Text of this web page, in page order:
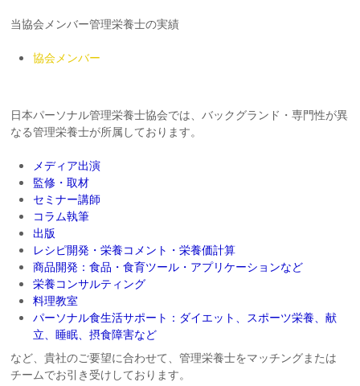
当協会メンバー管理栄養士の実績
協会メンバー
日本パーソナル管理栄養士協会では、バックグランド・専門性が異
なる管理栄養士が所属しております。
メディア出演
監修・取材
セミナー講師
コラム執筆
出版
レシピ開発・栄養コメント・栄養価計算
商品開発：食品・食育ツール・アプリケーションなど
栄養コンサルティング
料理教室
パーソナル食生活サポート：ダイエット、スポーツ栄養、献
立、睡眠、摂食障害など
など、貴社のご要望に合わせて、管理栄養士をマッチングまたは
チームでお引き受けしております。